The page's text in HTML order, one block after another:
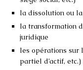
la dissolution ou
la transformation
juridique
les opérations sur
partiel d’actif, etc.)